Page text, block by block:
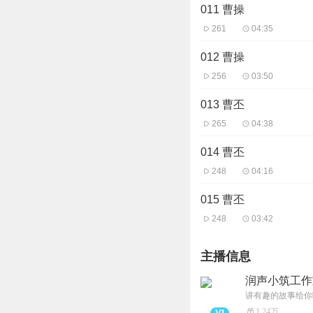
011 曹操
261 04:35
012 曹操
256 03:50
013 曹丕
265 04:38
014 曹丕
248 04:16
015 曹丕
248 03:42
主播信息
润声小筑工
讲有趣的故事给